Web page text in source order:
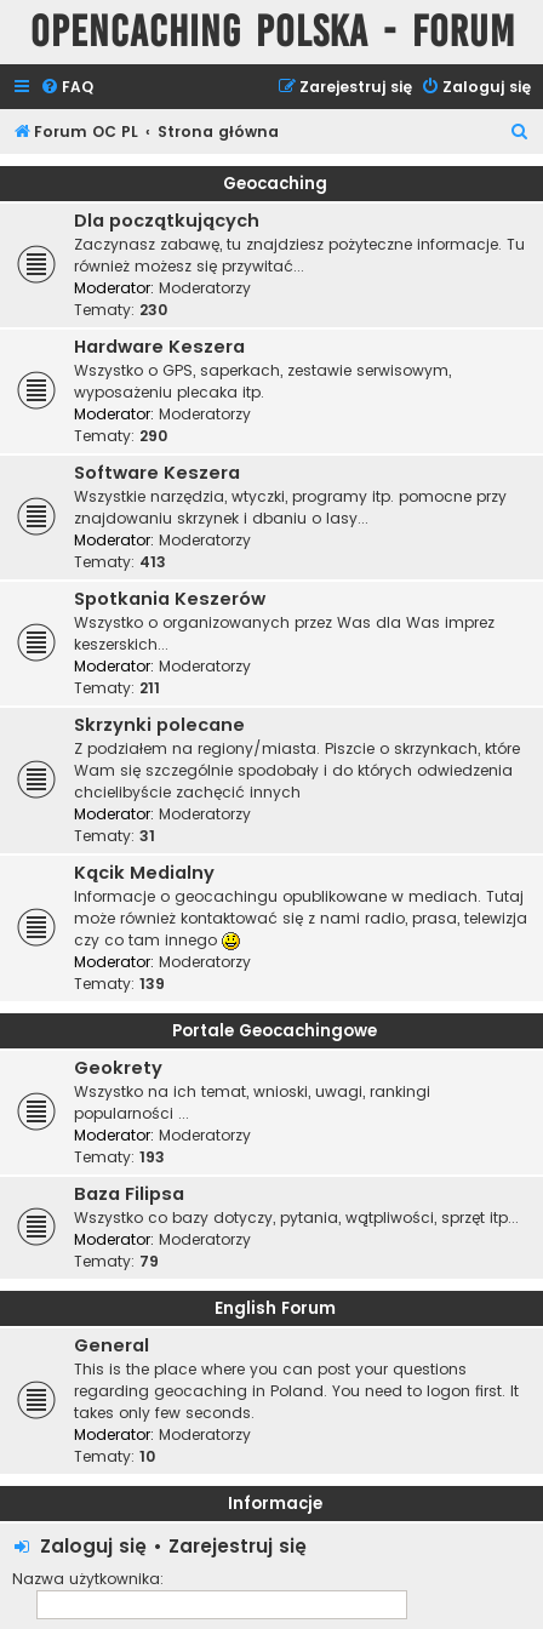
Opencaching Polska - Forum
FAQ Zaloguj się
Zarejestruj się
Forum OC PL Strona główna
z
Geocaching
Dla początkujących
Zaczynasz zabawę, tu znajdziesz pożyteczne informacje. Tu
również możesz się przywitać...
Moderator: Moderatorzy
Tematy: 230
Hardware Keszera
Wszystko o GPS, saperkach, zestawie serwisowym,
wyposażeniu plecaka itp.
Moderator: Moderatorzy
Tematy: 290
Software Keszera
Wszystkie narzędzia, wtyczki, programy itp. pomocne przy
znajdowaniu skrzynek i dbaniu o lasy...
Moderator: Moderatorzy
Tematy: 413
Spotkania Keszerów
Wszystko o organizowanych przez Was dla Was imprez
keszerskich...
Moderator: Moderatorzy
Tematy: 211
Skrzynki polecane
Z podziałem na regiony/miasta. Piszcie o skrzynkach, które
Wam się szczególnie spodobały i do których odwiedzenia
chcielibyście zachęcić innych
Moderator: Moderatorzy
Tematy: 31
Kącik Medialny
Informacje o geocachingu opublikowane w mediach. Tutaj
może również kontaktować się z nami radio, prasa, telewizja
czy co tam innego
Moderator: Moderatorzy
Tematy: 139
Portale Geocachingowe
Geokrety
Wszystko na ich temat, wnioski, uwagi, rankingi
popularności ...
Moderator: Moderatorzy
Tematy: 193
Baza Filipsa
Wszystko co bazy dotyczy, pytania, wątpliwości, sprzęt itp...
Moderator: Moderatorzy
Tematy: 79
English Forum
General
This is the place where you can post your questions
regarding geocaching in Poland. You need to logon first. It
takes only few seconds.
Moderator: Moderatorzy
Tematy: 10
Informacje
Zaloguj się • Zarejestruj się
Nazwa użytkownika: